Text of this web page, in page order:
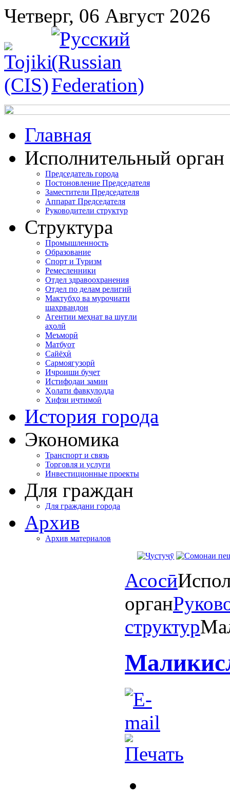
Четверг, 06 Август 2026
Главная
Исполнительный орган
Председатель города
Постоновление Председателя
Заместители Председателя
Аппарат Председателя
Руководители структур
Структура
Промышленность
Образование
Спорт и Туризм
Ремесленники
Отдел здравоохранения
Отдел по делам религий
Мактубҳо ва муроҷиати
шаҳрвандон
Агентии меҳнат ва шуғли
аҳолӣ
Меъморӣ
Матбуот
Сайёҳӣ
Сармоягузорӣ
Иҷроиши буҷет
Истифодаи замин
Ҳолати фавқулодда
Хифзи иҷтимоӣ
История города
Экономика
Транспорт и связь
Торговля и услуги
Инвестиционные проекты
Для граждан
Для граждани города
Архив
Архив материалов
Асосӣ
орган
структур